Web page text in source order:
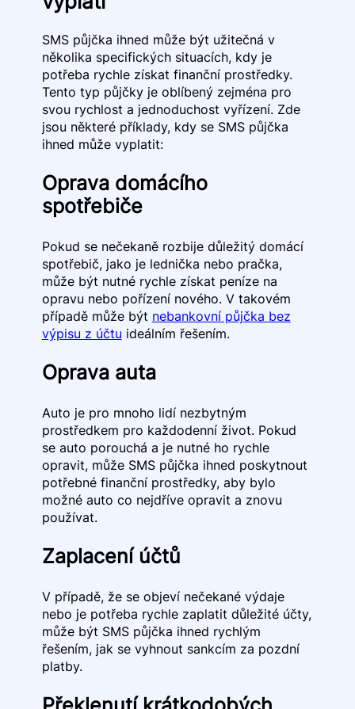
SMS půjčka ihned může být užitečná v
několika specifických situacích, kdy je
potřeba rychle získat finanční prostředky.
Tento typ půjčky je oblíbený zejména pro
svou rychlost a jednoduchost vyřízení. Zde
jsou některé příklady, kdy se SMS půjčka
ihned může vyplatit:
Oprava domácího
spotřebiče
Pokud se nečekaně rozbije důležitý domácí
spotřebič, jako je lednička nebo pračka,
může být nutné rychle získat peníze na
opravu nebo pořízení nového. V takovém
případě může být nebankovní půjčka bez
výpisu z účtu ideálním řešením.
Oprava auta
Auto je pro mnoho lidí nezbytným
prostředkem pro každodenní život. Pokud
se auto porouchá a je nutné ho rychle
opravit, může SMS půjčka ihned poskytnout
potřebné finanční prostředky, aby bylo
možné auto co nejdříve opravit a znovu
používat.
Zaplacení účtů
V případě, že se objeví nečekané výdaje
nebo je potřeba rychle zaplatit důležité účty,
může být SMS půjčka ihned rychlým
řešením, jak se vyhnout sankcím za pozdní
platby.